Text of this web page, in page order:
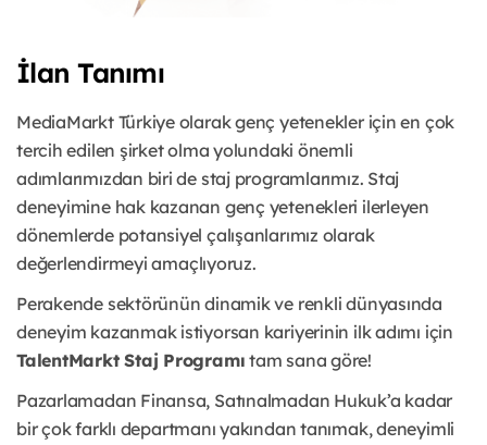
İlan Tanımı
MediaMarkt Türkiye olarak genç yetenekler için en çok
tercih edilen şirket olma yolundaki önemli
adımlarımızdan biri de staj programlarımız. Staj
deneyimine hak kazanan genç yetenekleri ilerleyen
dönemlerde potansiyel çalışanlarımız olarak
değerlendirmeyi amaçlıyoruz.
Perakende sektörünün dinamik ve renkli dünyasında
deneyim kazanmak istiyorsan kariyerinin ilk adımı için
TalentMarkt Staj Programı tam sana göre!
Pazarlamadan Finansa, Satınalmadan Hukuk’a kadar
bir çok farklı departmanı yakından tanımak, deneyimli